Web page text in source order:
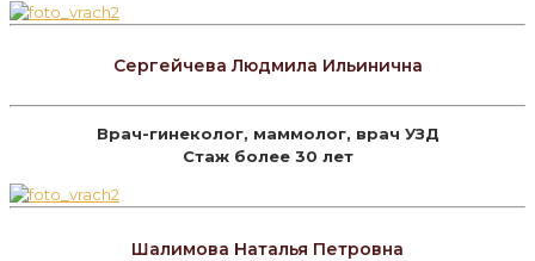
Сергейчева Людмила Ильинична
Врач-гинеколог, маммолог, врач УЗД
Стаж более 30 лет
Шалимова Наталья Петровна